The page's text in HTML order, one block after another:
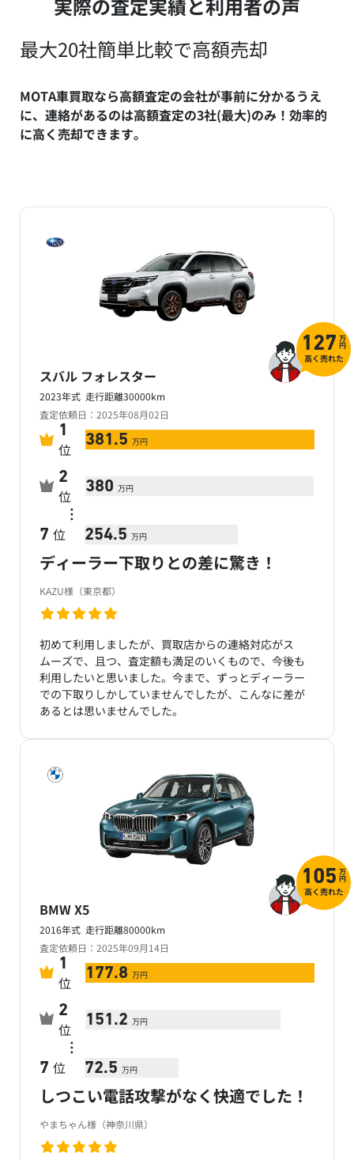
実際の査定実績と利用者の声
最大20社簡単比較で高額売却
MOTA車買取なら高額査定の会社が事前に分かるうえ
に、連絡があるのは高額査定の3社(最大)のみ！効率的
に高く売却できます。
スバル フォレスター
2023年式 走行距離30000km
査定依頼日：2025年08月02日
ディーラー下取りとの差に驚き！
KAZU様（東京都）
初めて利用しましたが、買取店からの連絡対応がス
ムーズで、且つ、査定額も満足のいくもので、今後も
利用したいと思いました。今まで、ずっとディーラー
での下取りしかしていませんでしたが、こんなに差が
あるとは思いませんでした。
127 万
円
高く売れた
1
位 381.5 万円
2
位 380 万円
…
7 位 254.5 万円
BMW X5
2016年式 走行距離80000km
査定依頼日：2025年09月14日
しつこい電話攻撃がなく快適でした！
やまちゃん様（神奈川県）
105 万
円
高く売れた
1
位 177.8 万円
2
位 151.2 万円
…
7 位 72.5 万円